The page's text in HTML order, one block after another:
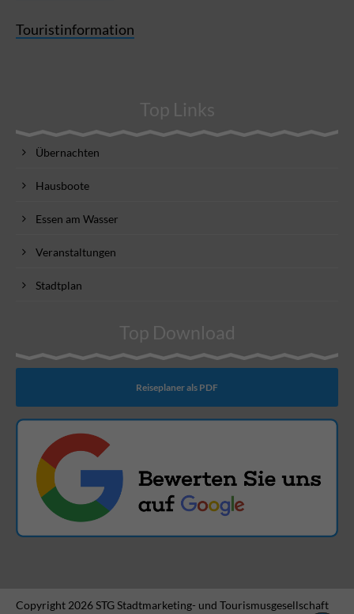
Touristinformation
Top Links
Übernachten
Hausboote
Essen am Wasser
Veranstaltungen
Stadtplan
Top Download
Reiseplaner als PDF
Copyright 2026 STG Stadtmarketing- und Tourismusgesellschaft